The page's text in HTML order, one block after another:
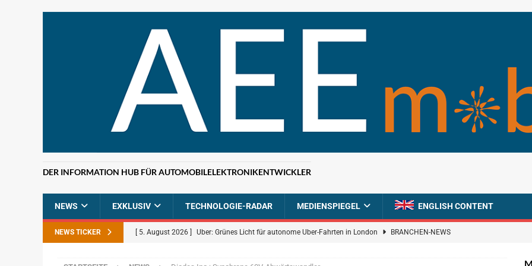
DER INFORMATION HUB FÜR AUTOMOBILELEKTRONIKENTWICKLER
NEWS EXKLUSIV TECHNOLOGIE-RADAR MEDIENSPIEGEL ENGLISH CONTENT
NEWS TICKER [ 5. August 2026 ] Uber: Grünes Licht für autonome Uber-Fahrten in London BRANCHEN-NEWS